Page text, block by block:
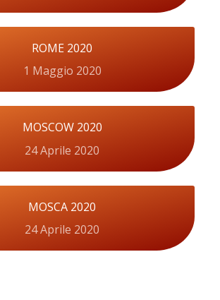
ROME 2020
1 Maggio 2020
MOSCOW 2020
24 Aprile 2020
MOSCA 2020
24 Aprile 2020